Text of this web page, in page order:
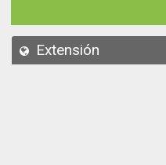
API
Extensión